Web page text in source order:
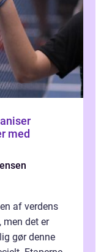
med
af verdens
men det er
gør denne